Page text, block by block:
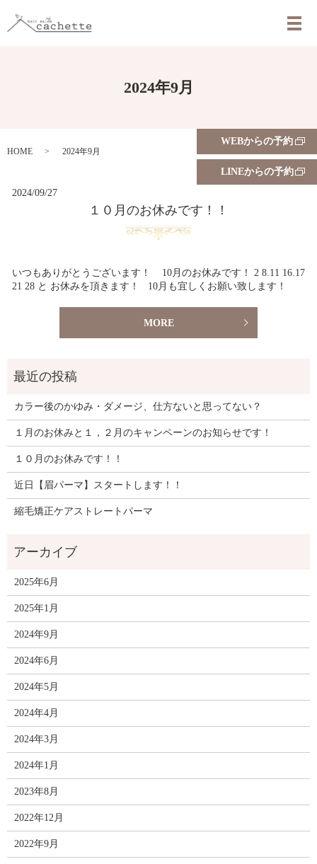
メ
WEBからの予約
LINEからの予約
2024年9月
HOME 2024年9月
2024/09/27
１０月のお休みです！！
いつもありがとうございます！ 10月のお休みです！ 2 8.11 16.17
21 28 と お休みを頂きます！ 10月も宜しくお願い致します！
MORE
カラー後のかゆみ・ダメージ、仕方ないと思ってない？
１月のお休みと１，２月のキャンペーンのお知らせです！
１０月のお休みです！！
近日【眉パーマ】スタートします！！
縮毛矯正ケアストレートパーマ
2025年6月
2025年1月
2024年9月
2024年6月
2024年5月
2024年4月
2024年3月
2024年1月
2023年8月
2022年12月
2022年9月